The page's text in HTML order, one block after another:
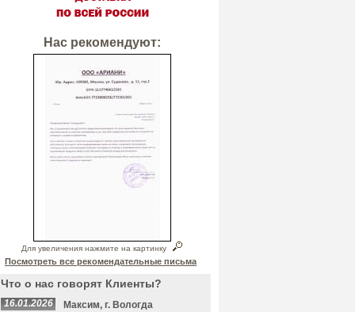
Нас рекомендуют:
Для увеличения нажмите на картинку
Посмотреть все рекомендательные письма
Что о нас говорят Клиенты?
16.01.2026
Максим, г. Вологда